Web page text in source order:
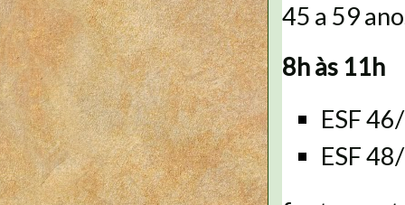
45 a 59
8h às 11h
ESF
ESF